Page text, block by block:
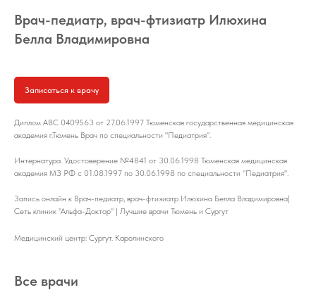
Врач-педиатр, врач-фтизиатр Илюхина
Белла Владимировна
Записаться к врачу
Диплом АВС 0409563 от 27.06.1997 Тюменская государственная медицинская
академия г.Тюмень Врач по специальности "Педиатрия".
Интернатура. Удостоверение №4841 от 30.06.1998 Тюменская медицинская
академия МЗ РФ с 01.08.1997 по 30.06.1998 по специальности "Педиатрия".
Запись онлайн к Врач-педиатр, врач-фтизиатр Илюхина Белла Владимировна|
Сеть клиник "Альфа-Доктор" | Лучшие врачи Тюмень и Сургут
Медицинский центр: Сургут. Каролинского
Все врачи